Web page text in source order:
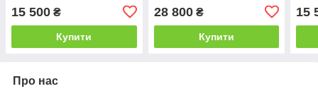
15 500 ₴
Купити
28 800₴
Купити
15
Про нас